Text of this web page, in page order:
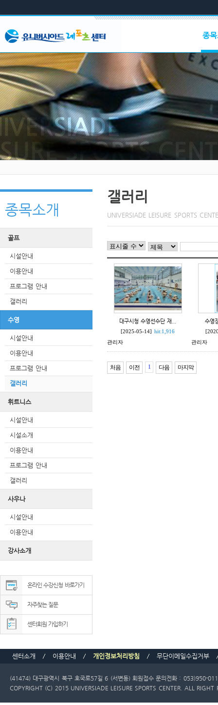
본문영역 바로가기
주메뉴 바로가기
상단메뉴 바로가기
부메뉴 바로가기
하단영역 바로가기
유니버시아드 레포츠 센터 종
골프
시설
이용
갤러
수영
시설
프
시설
갤러
사우나
강사소
종목소개
골프
시설안내
이용안내
프로그램 안내
갤러리
수영
시설안내
이용안내
프로그램 안내
갤러리
휘트니스
시설안내
시설소개
이용안내
프로그램 안내
갤러리
사우나
시설안내
이용안내
강사소개
온라인 수강신청 바로가기
자주찾는 질문
센터회원 가입하기
갤러리
UNIVERSIADE LEISURE SPORTS
대구시청 수영선수단 재...
[2025-05-14] hit:1,916
관리자
수영
관리자
처음 이전 1 다음 마지막
센터소개 이용안내 개인정보처리방침 무단이메일수집거부
(41474) 대구광역시 북구 호국로57길 6 (서변동) 회원접수 문의전화 : 053)950-
COPYRIGHT (C) 2015 UNIVERSIADE LEISURE SPORTS CENTER. ALL RIGHT